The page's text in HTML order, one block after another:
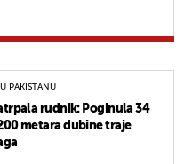
PAKISTANU
rudnik: Poginula 34
metara dubine traje